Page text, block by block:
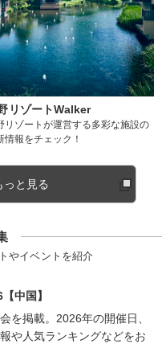
リゾートWalker
リゾートが運営する多彩な施設の
情報をチェック！
っと見る
やイベントを紹介
中国】
を掲載。2026年の開催日、
や人気ランキングなどをお